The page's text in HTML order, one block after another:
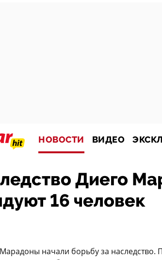
НОВОСТИ ВИДЕО
Диего
16 человек
начали борьбу за наследство.